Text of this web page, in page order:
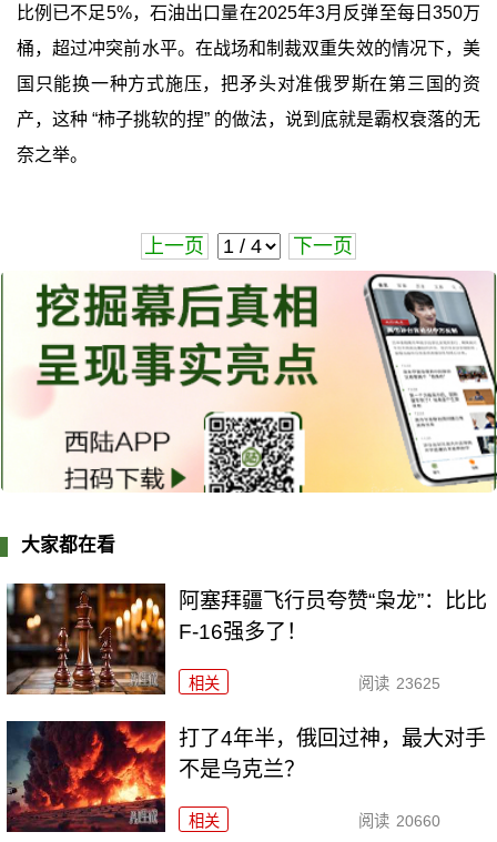
比例已不足5%，石油出口量在2025年3月反弹至每日350万
桶，超过冲突前水平。在战场和制裁双重失效的情况下，美
国只能换一种方式施压，把矛头对准俄罗斯在第三国的资
产，这种 “柿子挑软的捏” 的做法，说到底就是霸权衰落的无
奈之举。
上一页 下一页
大家都在看
阿塞拜疆飞行员夸赞“枭龙”：比比
F-16强多了！
相关 阅读 23625
打了4年半，俄回过神，最大对手
不是乌克兰？
相关 阅读 20660